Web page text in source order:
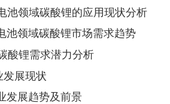
池领域碳酸锂的应用现状分析
池领域碳酸锂市场需求趋势
酸锂需求潜力分析
发展现状
发展趋势及前景